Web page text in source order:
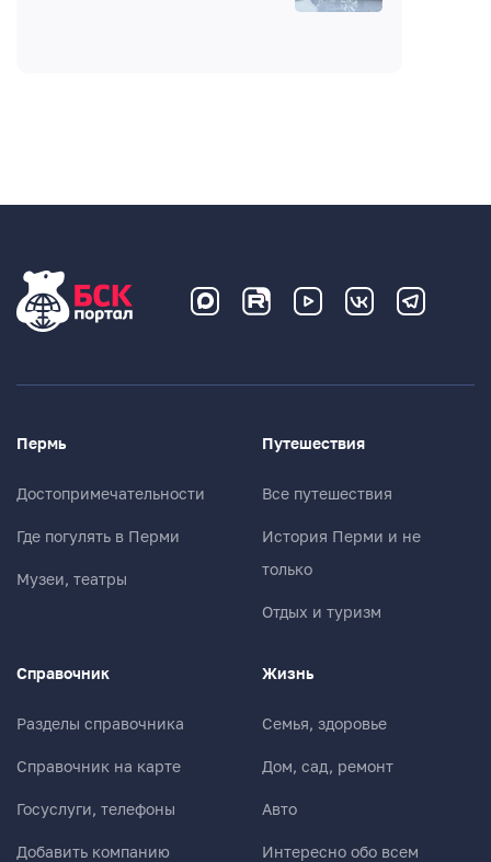
Пермь
Достопримечательности
Где погулять в Перми
Музеи, театры
Путешествия
Все путешествия
История Перми и не
только
Отдых и туризм
Справочник
Разделы справочника
Справочник на карте
Госуслуги, телефоны
Добавить компанию
Жизнь
Семья, здоровье
Дом, сад, ремонт
Авто
Интересно обо всем